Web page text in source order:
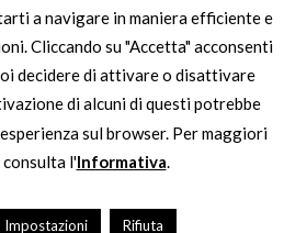
diBIANCOSCURO
daliberementi
a navigare in maniera efficiente e
Cliccando su "Accetta" acconsenti
decidere di attivare o disattivare
di alcuni di questi potrebbe
sul browser. Per maggiori
l'Informativa.
Impostazioni Rifiuta